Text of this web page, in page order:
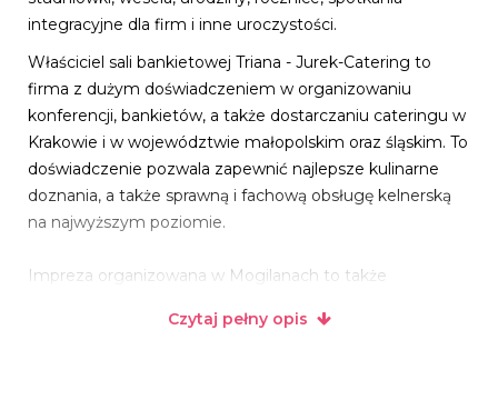
integracyjne dla firm i inne uroczystości.
Właściciel sali bankietowej Triana - Jurek-Catering to
firma z dużym doświadczeniem w organizowaniu
konferencji, bankietów, a także dostarczaniu cateringu w
Krakowie i w województwie małopolskim oraz śląskim. To
doświadczenie pozwala zapewnić najlepsze kulinarne
doznania, a także sprawną i fachową obsługę kelnerską
na najwyższym poziomie.
Impreza organizowana w Mogilanach to także
jedyne w swoim rodzaju. Z wielką przyjemnością
Czytaj pełny opis